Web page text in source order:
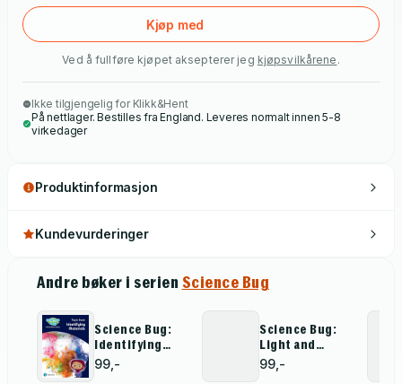
knowledge required for curriculum attainment, Science
your young scientist.
Kjøp med
Ved å fullføre kjøpet aksepterer jeg kjøpsvilkårene .
Ikke tilgjengelig for Klikk&Hent
På nettlager. Bestilles fra England. Leveres normalt innen 5-8
virkedager
Produktinformasjon
Kundevurderinger
Andre bøker i serien Science Bug
Science Bug:
Identifying
materials Topic
Book
99,-
Science Bug:
Light and
shadows Topic
Book
99,-